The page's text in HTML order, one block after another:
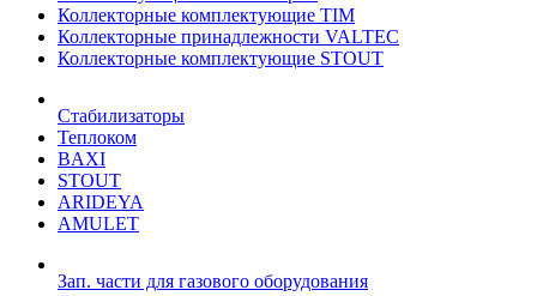
Коллекторные комплектующие TIM
Коллекторные принадлежности VALTEC
Коллекторные комплектующие STOUT
Стабилизаторы
Теплоком
BAXI
STOUT
ARIDEYA
AMULET
Зап. части для газового оборудования